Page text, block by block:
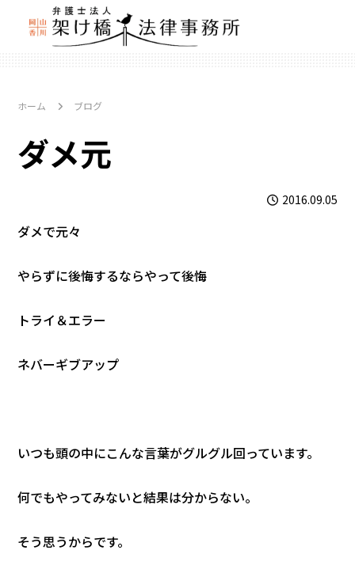
ホーム ブログ
ダメ元
2016.09.05
ダメで元々
やらずに後悔するならやって後悔
トライ＆エラー
ネバーギブアップ
いつも頭の中にこんな言葉がグルグル回っています。
何でもやってみないと結果は分からない。
そう思うからです。